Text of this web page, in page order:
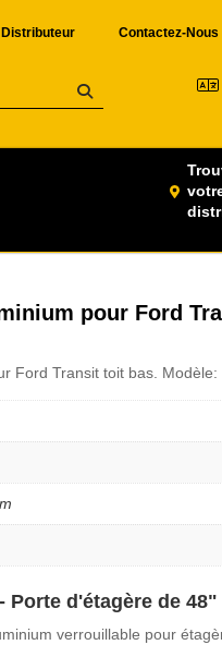
Distributeur Contactez-Nous
pour Ford
Ford Transit toit bas. Modèle:
Porte d'étagère de 48"
verrouillable pour